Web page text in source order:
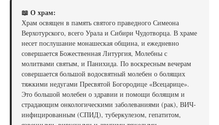
📖 О храм:
Храм освящен в память святого праведного Симеона
Верхотурского, всего Урала и Сибири Чудотворца. В храме
несет послушание монашеская община, и ежедневно
совершается Божественная Литургия, Молебны с
молитвами святым, и Панихида. По воскресным вечерам
совершается большой водосвятный молебен о болящих
тяжкими недугами Пресвятой Богородице «Всецарице».
Это большой молебен о здравии и помощи болящим и
страдающим онкологическими заболеваниями (рак), ВИЧ-
инфицированным (СПИД), туберкулезом, гепатитом,